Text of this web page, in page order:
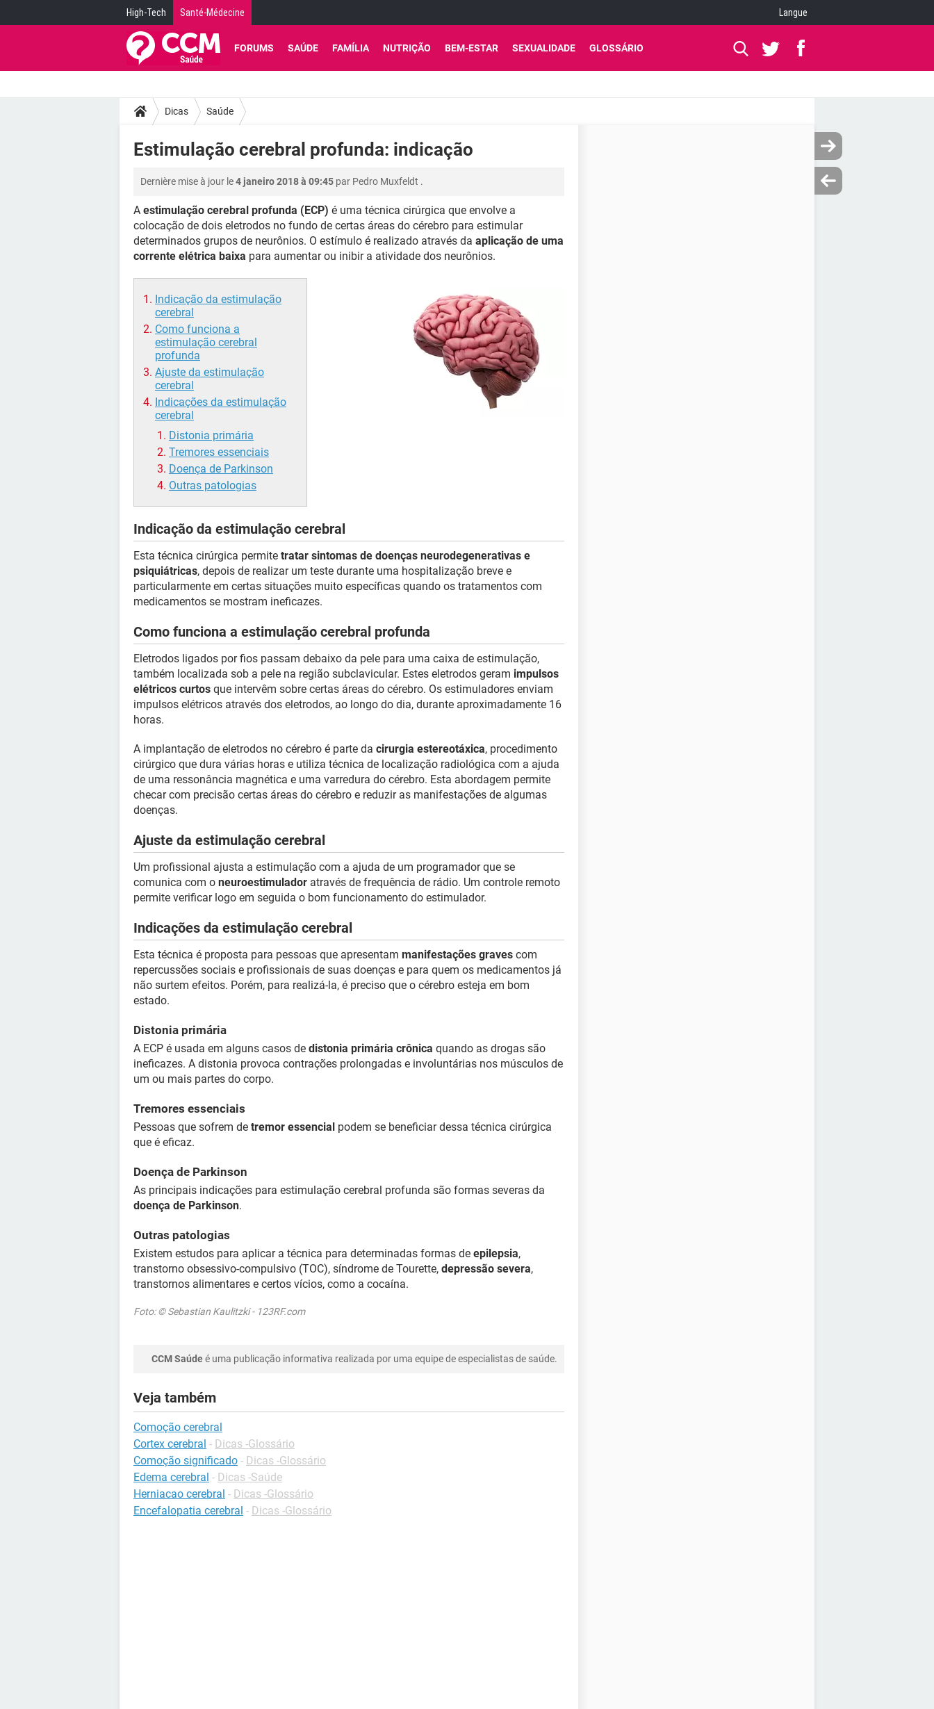
High-Tech Santé-Médecine Langue
FORUMS SAÚDE FAMÍLIA NUTRIÇÃO BEM-ESTAR SEXUALIDADE GLOSSÁRIO
Dicas Saúde
Estimulação cerebral profunda: indicação
Dernière mise à jour le4 janeiro 2018 à 09:45 par Pedro Muxfeldt .
A estimulação cerebral profunda (ECP) é uma técnica cirúrgica que envolve a
colocação de dois eletrodos no fundo de certas áreas do cérebro para estimular
determinados grupos de neurônios. O estímulo é realizado através da aplicação de uma
corrente elétrica baixa para aumentar ou inibir a atividade dos neurônios.
Indicação da estimulação
cerebral
Como funciona a
estimulação cerebral
profunda
Ajuste da estimulação
cerebral
Indicações da estimulação
cerebral
Distonia primária
Tremores essenciais
Doença de Parkinson
Outras patologias
Indicação da estimulação cerebral
Esta técnica cirúrgica permite tratar sintomas de doenças neurodegenerativas e
psiquiátricas, depois de realizar um teste durante uma hospitalização breve e
particularmente em certas situações muito específicas quando os tratamentos com
medicamentos se mostram ineficazes.
Como funciona a estimulação cerebral profunda
Eletrodos ligados por fios passam debaixo da pele para uma caixa de estimulação,
também localizada sob a pele na região subclavicular. Estes eletrodos geram impulsos
elétricos curtos que intervêm sobre certas áreas do cérebro. Os estimuladores enviam
impulsos elétricos através dos eletrodos, ao longo do dia, durante aproximadamente 16
horas.
A implantação de eletrodos no cérebro é parte da cirurgia estereotáxica, procedimento
cirúrgico que dura várias horas e utiliza técnica de localização radiológica com a ajuda
de uma ressonância magnética e uma varredura do cérebro. Esta abordagem permite
checar com precisão certas áreas do cérebro e reduzir as manifestações de algumas
doenças.
Ajuste da estimulação cerebral
Um profissional ajusta a estimulação com a ajuda de um programador que se
comunica com o neuroestimulador através de frequência de rádio. Um controle remoto
permite verificar logo em seguida o bom funcionamento do estimulador.
Indicações da estimulação cerebral
Esta técnica é proposta para pessoas que apresentam manifestações graves com
repercussões sociais e profissionais de suas doenças e para quem os medicamentos já
não surtem efeitos. Porém, para realizá-la, é preciso que o cérebro esteja em bom
estado.
Distonia primária
A ECP é usada em alguns casos de distonia primária crônica quando as drogas são
ineficazes. A distonia provoca contrações prolongadas e involuntárias nos músculos de
um ou mais partes do corpo.
Tremores essenciais
Pessoas que sofrem de tremor essencial podem se beneficiar dessa técnica cirúrgica
que é eficaz.
Doença de Parkinson
As principais indicações para estimulação cerebral profunda são formas severas da
doença de Parkinson.
Outras patologias
Existem estudos para aplicar a técnica para determinadas formas de epilepsia,
transtorno obsessivo-compulsivo (TOC), síndrome de Tourette, depressão severa,
transtornos alimentares e certos vícios, como a cocaína.
Foto: © Sebastian Kaulitzki - 123RF.com
CCM Saúdeé uma publicação informativa realizada por uma equipe de especialistas de saúde.
Veja também
Comoção cerebral
Cortex cerebral - Dicas -Glossário
Comoção significado - Dicas -Glossário
Edema cerebral - Dicas -Saúde
Herniacao cerebral - Dicas -Glossário
Encefalopatia cerebral - Dicas -Glossário